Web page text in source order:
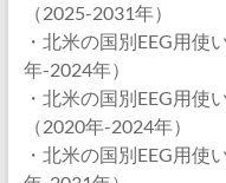
（2025-2031年）
・北米の国別EEG用使
年-2024年）
・北米の国別EEG用使
（2020年-2024年）
・北米の国別EEG用使